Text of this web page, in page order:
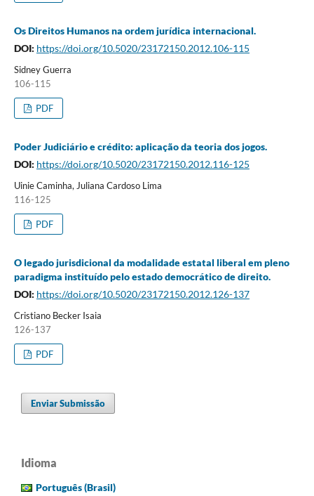
Os Direitos Humanos na ordem jurídica internacional.
DOI: https://doi.org/10.5020/23172150.2012.106-115
Sidney Guerra
106-115
PDF
Poder Judiciário e crédito: aplicação da teoria dos jogos.
DOI: https://doi.org/10.5020/23172150.2012.116-125
Uinie Caminha, Juliana Cardoso Lima
116-125
PDF
O legado jurisdicional da modalidade estatal liberal em pleno
paradigma instituído pelo estado democrático de direito.
DOI: https://doi.org/10.5020/23172150.2012.126-137
Cristiano Becker Isaia
126-137
PDF
Enviar Submissão
Idioma
Português (Brasil)